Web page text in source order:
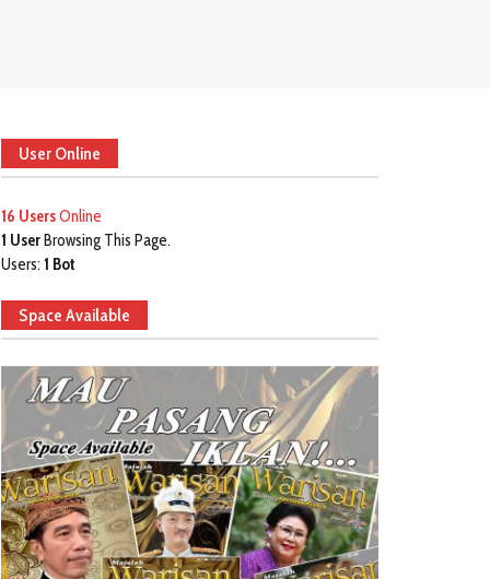
User Online
16 UsersOnline
1 UserBrowsing This Page.
Users: 1 Bot
Space Available